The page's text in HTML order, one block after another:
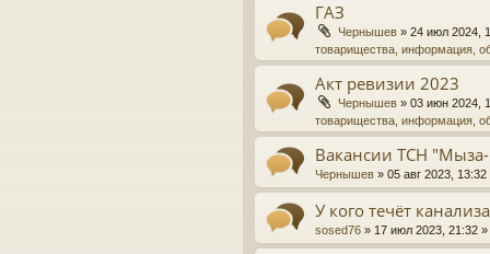
ГАЗ
Чернышев » 24 июл 2024,
товарищества, информация,
Акт ревизии 2023
Чернышев » 03 июн 2024,
товарищества, информация,
Вакансии ТСН
Чернышев » 05 авг 2023, 13:32
У кого течёт
sosed76 » 17 июл 2023, 21:32